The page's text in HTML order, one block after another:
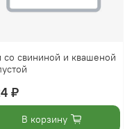
свининой и квашеной
₽
В корзину